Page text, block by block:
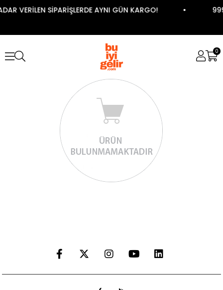
VERİLEN SİPARİŞLERDE AYNI GÜN KARGO!
0